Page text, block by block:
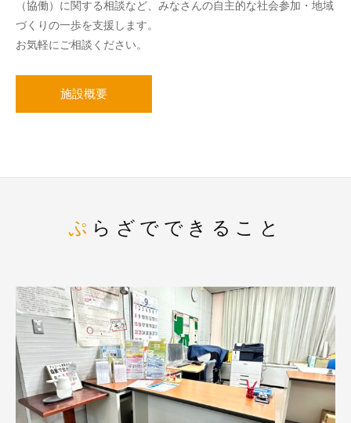
（協働）に関する相談など、みなさんの自主的な社会参加・地域
づくりの一歩を支援します。
お気軽にご相談ください。
施設概要
ぷらざでできること